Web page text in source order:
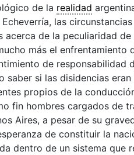
de la realidad
las
acerca de la peculiaridad
más el enfrentamiento
de responsabilidad
saber si las disidencias
propios de la
fin hombres cargados de
Aires, a pesar de su
de constituir la
dentro de un sistema que